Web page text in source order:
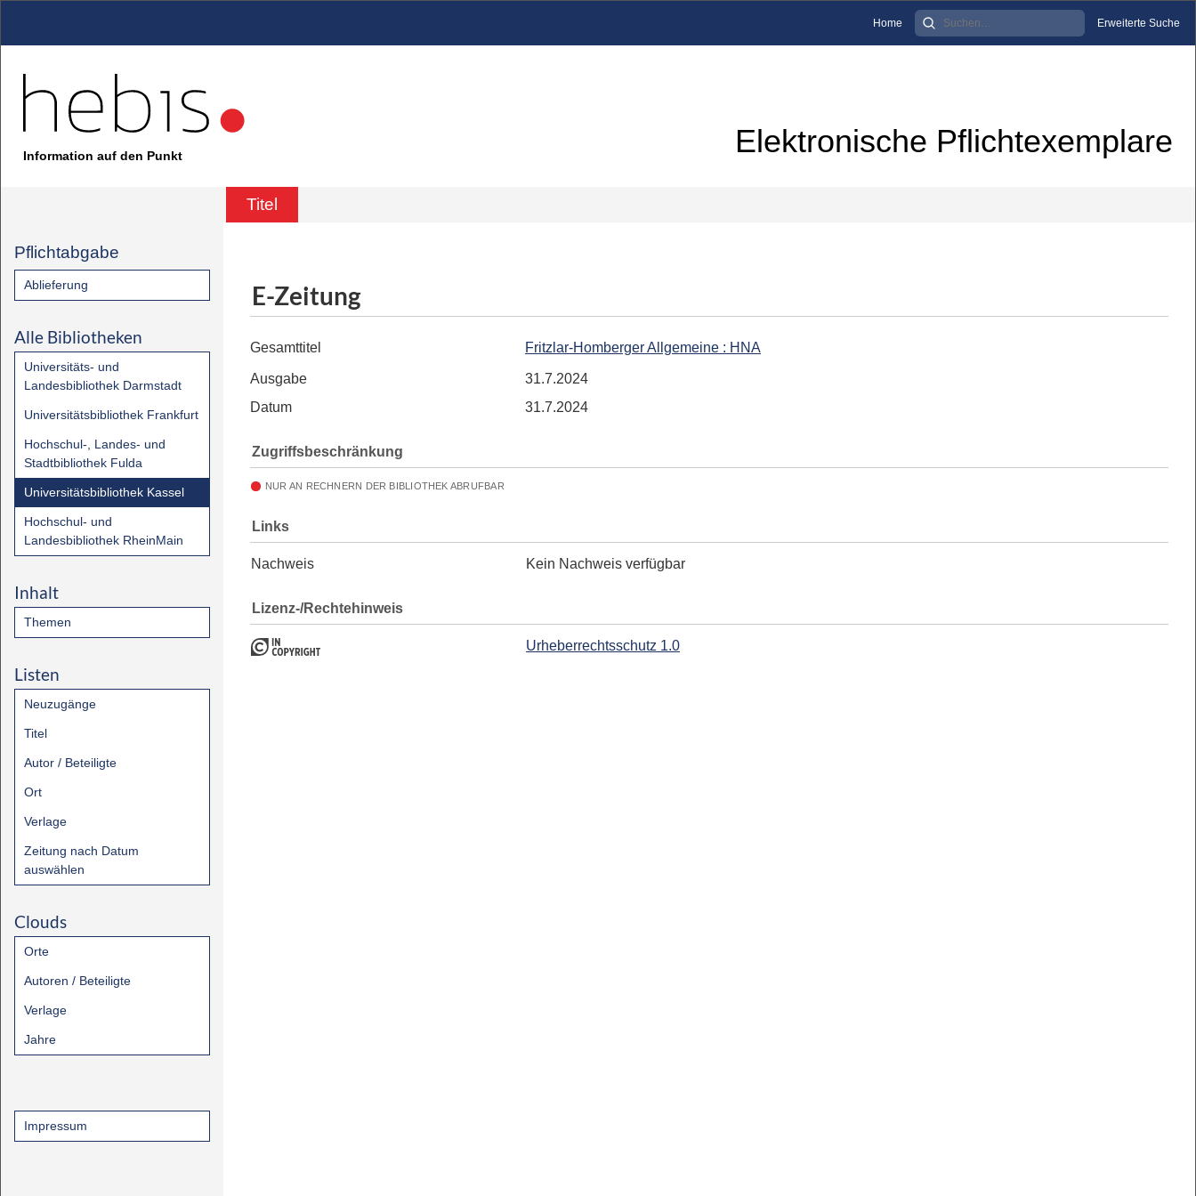
Home Erweiterte Suche
Information auf den Punkt Elektronische Pflichtexemplare
Titel
Pflichtabgabe
Ablieferung
Alle Bibliotheken
Universitäts- und
Landesbibliothek Darmstadt
Universitätsbibliothek Frankfurt
Hochschul-, Landes- und
Stadtbibliothek Fulda
Universitätsbibliothek Kassel
Hochschul- und
Landesbibliothek RheinMain
Inhalt
Themen
Listen
Neuzugänge
Titel
Autor / Beteiligte
Ort
Verlage
Zeitung nach Datum
auswählen
Clouds
Orte
Autoren / Beteiligte
Verlage
Jahre
Impressum
E-Zeitung
Gesamttitel Fritzlar-Homberger Allgemeine : HNA
Ausgabe
31.7.2024
Datum
31.7.2024
Zugriffsbeschränkung
NUR AN RECHNERN DER BIBLIOTHEK ABRUFBAR
Links
Nachweis Kein Nachweis verfügbar
Lizenz-/Rechtehinweis
Urheberrechtsschutz 1.0